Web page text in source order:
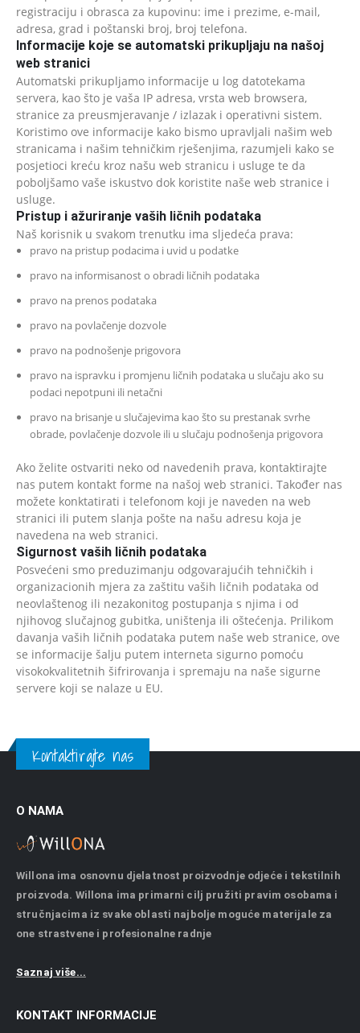
registraciju i obrasca za kupovinu: ime i prezime, e-mail,
adresa, grad i poštanski broj, broj telefona.
Informacije koje se automatski prikupljaju na našoj
web stranici
Automatski prikupljamo informacije u log datotekama
servera, kao što je vaša IP adresa, vrsta web browsera,
stranice za preusmjeravanje / izlazak i operativni sistem.
Koristimo ove informacije kako bismo upravljali našim web
stranicama i našim tehničkim rješenjima, razumjeli kako se
posjetioci kreću kroz našu web stranicu i usluge te da
poboljšamo vaše iskustvo dok koristite naše web stranice i
usluge.
Pristup i ažuriranje vaših ličnih podataka
Naš korisnik u svakom trenutku ima sljedeća prava:
pravo na pristup podacima i uvid u podatke
pravo na informisanost o obradi ličnih podataka
pravo na prenos podataka
pravo na povlačenje dozvole
pravo na podnošenje prigovora
pravo na ispravku i promjenu ličnih podataka u slučaju ako su
podaci nepotpuni ili netačni
pravo na brisanje u slučajevima kao što su prestanak svrhe
obrade, povlačenje dozvole ili u slučaju podnošenja prigovora
Ako želite ostvariti neko od navedenih prava, kontaktirajte
nas putem kontakt forme na našoj web stranici. Također nas
možete konktatirati i telefonom koji je naveden na web
stranici ili putem slanja pošte na našu adresu koja je
navedena na web stranici.
Sigurnost vaših ličnih podataka
Posvećeni smo preduzimanju odgovarajućih tehničkih i
organizacionih mjera za zaštitu vaših ličnih podataka od
neovlaštenog ili nezakonitog postupanja s njima i od
njihovog slučajnog gubitka, uništenja ili oštećenja. Prilikom
davanja vaših ličnih podataka putem naše web stranice, ove
se informacije šalju putem interneta sigurno pomoću
visokokvalitetnih šifrirovanja i spremaju na naše sigurne
servere koji se nalaze u EU.
Kontaktirajte nas
O NAMA
Willona ima osnovnu djelatnost proizvodnje odjeće i tekstilnih
proizvoda. Willona ima primarni cilj pružiti pravim osobama i
stručnjacima iz svake oblasti najbolje moguće materijale za
one strastvene i profesionalne radnje
Saznaj više...
KONTAKT INFORMACIJE